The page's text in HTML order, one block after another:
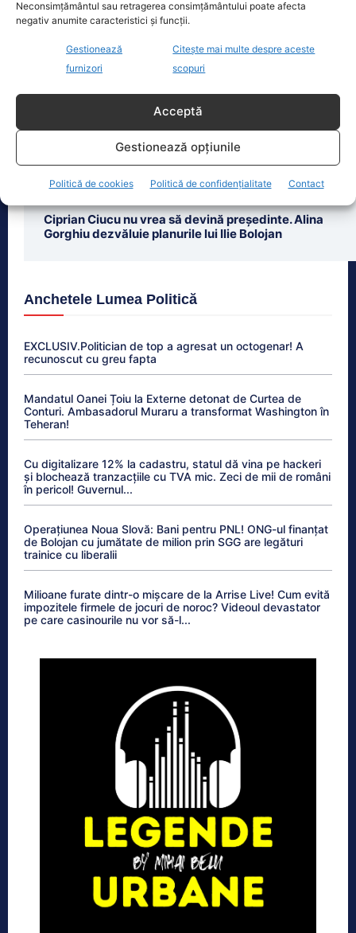
Neconsimțământul sau retragerea consimțământului poate afecta
negativ anumite caracteristici și funcții.
Gestionează
furnizori
Citește mai multe despre aceste
scopuri
Acceptă
Gestionează opțiunile
Politică de cookies Politică de confidențialitate Contact
Ultimele știri
Funeriu critică dur liderii politici. Iohannis și Bolojan,
Selecție pentru conducerile companiilor de
transport. Ministerul Transporturilor caută
profesioniști
Ciprian Ciucu nu vrea să devină președinte. Alina
Gorghiu dezvăluie planurile lui Ilie Bolojan
Anchetele Lumea Politică
EXCLUSIV.Politician de top a agresat un octogenar! A
recunoscut cu greu fapta
Mandatul Oanei Țoiu la Externe detonat de Curtea de
Conturi. Ambasadorul Muraru a transformat Washington în
Teheran!
Cu digitalizare 12% la cadastru, statul dă vina pe hackeri
și blochează tranzacțiile cu TVA mic. Zeci de mii de români
în pericol! Guvernul...
Operațiunea Noua Slovă: Bani pentru PNL! ONG-ul finanțat
de Bolojan cu jumătate de milion prin SGG are legături
trainice cu liberalii
Milioane furate dintr-o mișcare de la Arrise Live! Cum evită
impozitele firmele de jocuri de noroc? Videoul devastator
pe care casinourile nu vor să-l...